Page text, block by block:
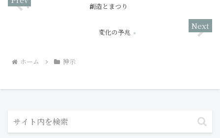
創造とまつり
変化の予兆
ホーム 神示